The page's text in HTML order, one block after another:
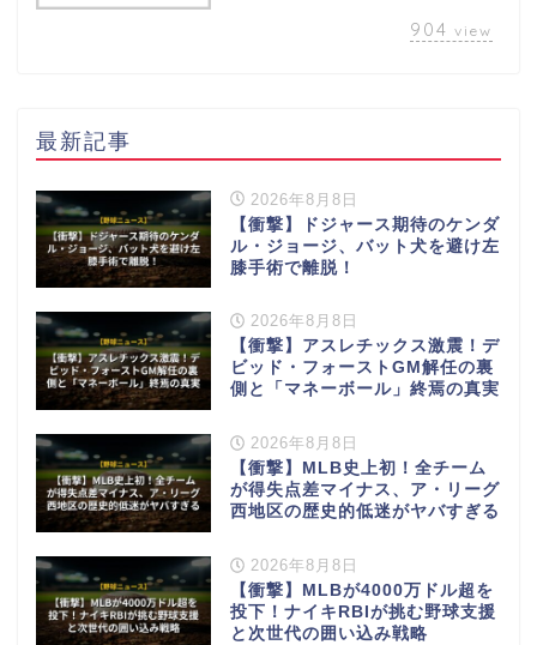
904 view
最新記事
2026年8月8日
【衝撃】ドジャース期待のケンダ
ル・ジョージ、バット犬を避け左
膝手術で離脱！
2026年8月8日
【衝撃】アスレチックス激震！デ
ビッド・フォーストGM解任の裏
側と「マネーボール」終焉の真実
2026年8月8日
【衝撃】MLB史上初！全チーム
が得失点差マイナス、ア・リーグ
西地区の歴史的低迷がヤバすぎる
2026年8月8日
【衝撃】MLBが4000万ドル超を
投下！ナイキRBIが挑む野球支援
と次世代の囲い込み戦略